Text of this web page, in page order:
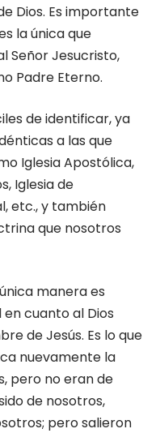
Dios. Es importante
la única que
Señor Jesucristo,
Padre Eterno.
de identificar, ya
a las que
Iglesia Apostólica,
Iglesia de
etc., y también
que nosotros
manera es
cuanto al Dios
de Jesús. Es lo que
nuevamente la
pero no eran de
de nosotros,
pero salieron